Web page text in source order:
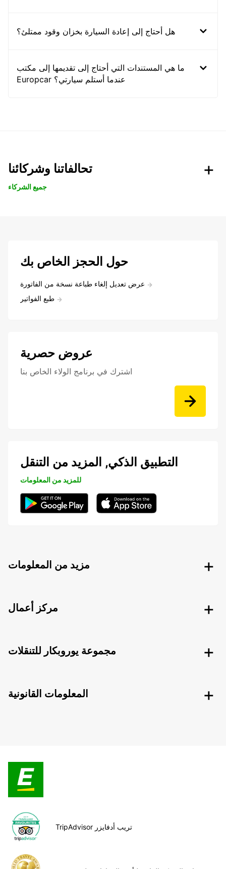
هل أحتاج إلى إعادة السيارة بخزان وقود ممتلئ؟
ما هي المستندات التي أحتاج إلى تقديمها إلى مكتب
Europcar عندما أستلم سيارتي؟
تحالفاتنا وشركائنا
جميع الشركاء
حول الحجز الخاص بك
عرض تعديل إلغاء طباعة نسخة من الفاتورة
طبع الفواتير
عروض حصرية
اشترك في برنامج الولاء الخاص بنا
التطبيق الذكي, المزيد من التنقل
للمزيد من المعلومات
مزيد من المعلومات
مركز أعمال
مجموعة يوروبكار للتنقلات
المعلومات القانونية
TripAdvisor تريب أدفايزر